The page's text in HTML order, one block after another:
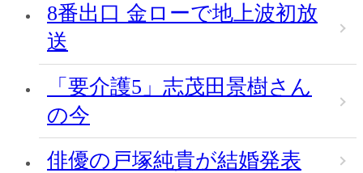
8番出口 金ローで地上波初放
送
「要介護5」志茂田景樹さん
の今
俳優の戸塚純貴が結婚発表